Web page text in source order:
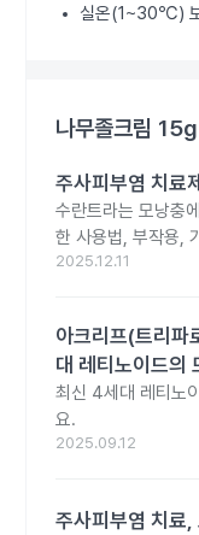
실온(1~30℃)
나무졸크림 15g
주사피부염 치료
수란트라는 모낭충
한 사용법, 부작용,
2025.12.11
아크리프(트리파
대 레티노이드의
최신 4세대 레티노
요.
2025.09.12
주사피부염 치료,